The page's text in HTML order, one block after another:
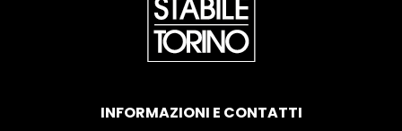
INFORMAZIONI E CONTATTI